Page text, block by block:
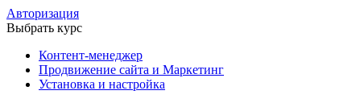
Авторизация
Выбрать курс
Контент-менеджер
Продвижение сайта и Маркетинг
Установка и настройка